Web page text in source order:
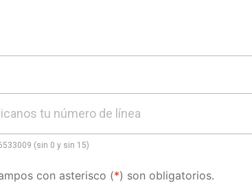
tu número de línea
(sin 0 y sin 15)
con asterisco (*) son obligatorios.